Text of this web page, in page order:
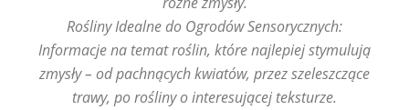
Rośliny Idealne do Ogrodów Sensorycznych:
Informacje na temat roślin, które najlepiej stymulują
zmysły – od pachnących kwiatów, przez szeleszczące
trawy, po rośliny o interesującej teksturze.